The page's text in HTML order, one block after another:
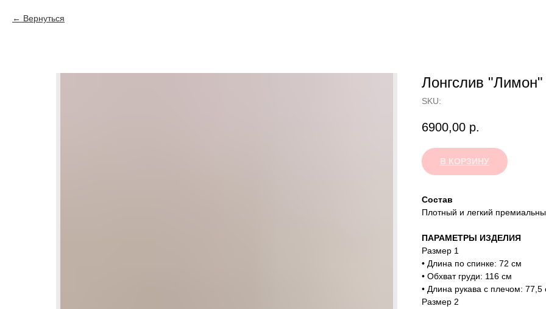
Вернуться
Лонгслив "Лимон"
SKU:
6900,00 р.
В КОРЗИНУ
Состав
Плотный и легкий
ПАРАМЕТРЫ ИЗДЕЛИЯ
Размер 1
• Длина по спинке: 72 см
• Обхват груди: 116 см
• Длина рукава с плечом: 77,5
Размер 2